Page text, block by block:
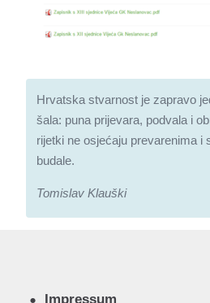
Hrvatska stvarnost je zapravo
šala: puna prijevara, podvala i
rijetki ne osjećaju prevarenima i
budale.
Tomislav Klauški
Impressum